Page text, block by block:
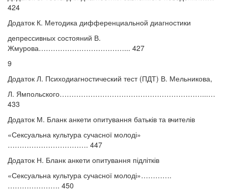
424
Додаток К. Методика дифференциальной диагностики
депрессивных состояний В.
Жмурова………………………………... 427
9
Додаток Л. Психодиагностический тест (ПДТ) В. Мельникова,
Л. Ямпольского……………………………………………………...…
433
Додаток М. Бланк анкети опитування батьків та вчителів
«Сексуальна культура сучасної молоді»
……………………………. 447
Додаток Н. Бланк анкети опитування підлітків
«Сексуальна культура сучасної молоді»………….
…………………. 450